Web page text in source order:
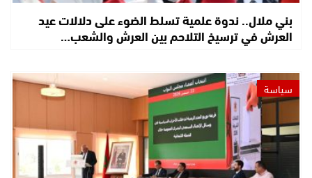
بني ملال.. ندوة علمية تسلط الضوء على دلالات عيد
العرش في ترسيخ التلاحم بين العرش والشعب…
سياسة